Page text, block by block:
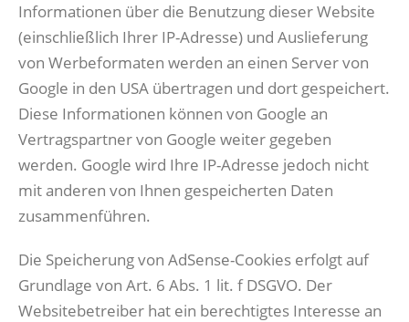
Informationen über die Benutzung dieser Website
(einschließlich Ihrer IP-Adresse) und Auslieferung
von Werbeformaten werden an einen Server von
Google in den USA übertragen und dort gespeichert.
Diese Informationen können von Google an
Vertragspartner von Google weiter gegeben
werden. Google wird Ihre IP-Adresse jedoch nicht
mit anderen von Ihnen gespeicherten Daten
zusammenführen.
Die Speicherung von AdSense-Cookies erfolgt auf
Grundlage von Art. 6 Abs. 1 lit. f DSGVO. Der
Websitebetreiber hat ein berechtigtes Interesse an